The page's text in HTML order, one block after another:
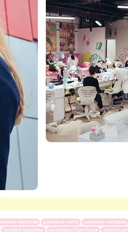
короткие красивые ногти маникюр миндаль
голубой маникюр маникюр с блестками